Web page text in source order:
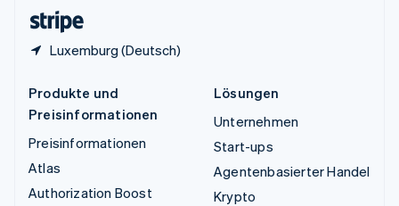
Luxemburg (Deutsch)
Produkte und
Preisinformationen
Preisinformationen
Atlas
Authorization Boost
Lösungen
Unternehmen
Start-ups
Agentenbasierter Handel
Krypto